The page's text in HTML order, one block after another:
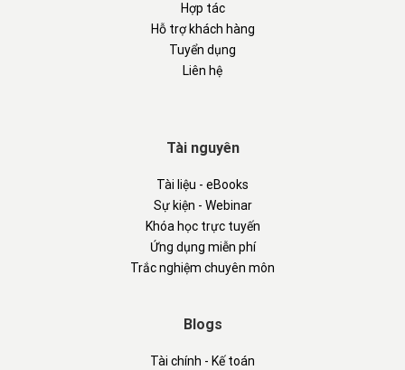
Hợp tác
Hỗ trợ khách hàng
Tuyển dụng
Liên hệ
Tài nguyên
Tài liệu - eBooks
Sự kiện - Webinar
Khóa học trực tuyến
Ứng dụng miễn phí
Trắc nghiệm chuyên môn
Blogs
Tài chính - Kế toán